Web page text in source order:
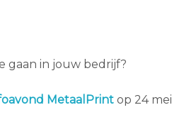
gaan in jouw bedrijf?
MetaalPrintop 24 mei